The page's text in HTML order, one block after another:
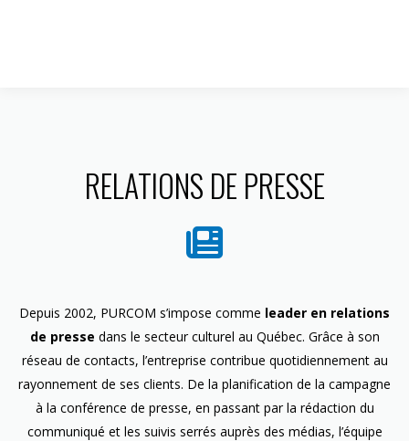
RELATIONS DE PRESSE
Depuis 2002, PURCOM s’impose comme leader en relations
de presse dans le secteur culturel au Québec. Grâce à son
réseau de contacts, l’entreprise contribue quotidiennement au
rayonnement de ses clients. De la planification de la campagne
à la conférence de presse, en passant par la rédaction du
communiqué et les suivis serrés auprès des médias, l’équipe